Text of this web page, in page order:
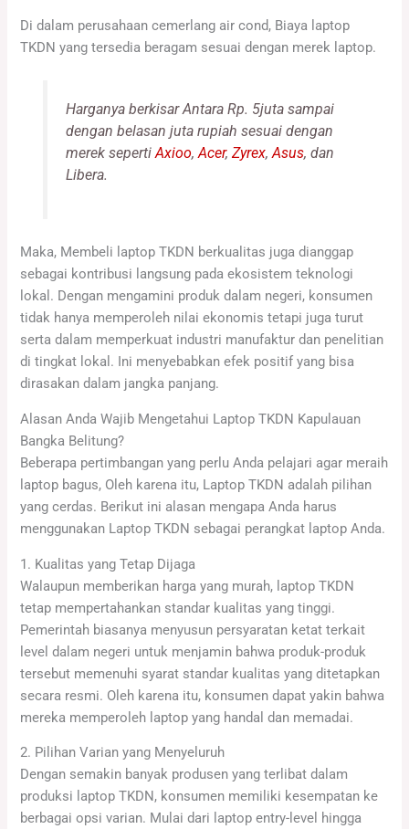
Di dalam perusahaan cemerlang air cond, Biaya laptop
TKDN yang tersedia beragam sesuai dengan merek laptop.
Harganya berkisar Antara Rp. 5juta sampai
dengan belasan juta rupiah sesuai dengan
merek sepertiAxioo,Acer, Zyrex,Asus, dan
Libera.
Maka, Membeli laptop TKDN berkualitas juga dianggap
sebagai kontribusi langsung pada ekosistem teknologi
lokal. Dengan mengamini produk dalam negeri, konsumen
tidak hanya memperoleh nilai ekonomis tetapi juga turut
serta dalam memperkuat industri manufaktur dan penelitian
di tingkat lokal. Ini menyebabkan efek positif yang bisa
dirasakan dalam jangka panjang.
Alasan Anda Wajib Mengetahui Laptop TKDN Kapulauan
Bangka Belitung?
Beberapa pertimbangan yang perlu Anda pelajari agar meraih
laptop bagus, Oleh karena itu, Laptop TKDN adalah pilihan
yang cerdas. Berikut ini alasan mengapa Anda harus
menggunakan Laptop TKDN sebagai perangkat laptop Anda.
1. Kualitas yang Tetap Dijaga
Walaupun memberikan harga yang murah, laptop TKDN
tetap mempertahankan standar kualitas yang tinggi.
Pemerintah biasanya menyusun persyaratan ketat terkait
level dalam negeri untuk menjamin bahwa produk-produk
tersebut memenuhi syarat standar kualitas yang ditetapkan
secara resmi. Oleh karena itu, konsumen dapat yakin bahwa
mereka memperoleh laptop yang handal dan memadai.
2. Pilihan Varian yang Menyeluruh
Dengan semakin banyak produsen yang terlibat dalam
produksi laptop TKDN, konsumen memiliki kesempatan ke
berbagai opsi varian. Mulai dari laptop entry-level hingga